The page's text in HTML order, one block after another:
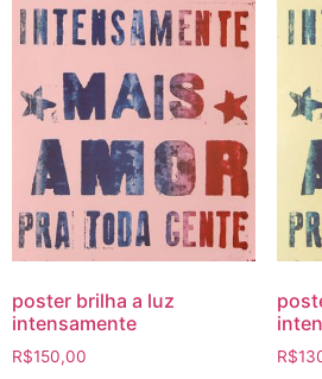
poster brilha a luz
intensamente
R$150,00 R$